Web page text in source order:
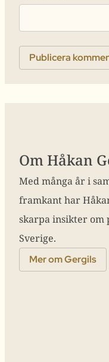
Om Håkan
Med många år i
framkant har
skarpa insikter om
Sverige.
Mer om Gergils